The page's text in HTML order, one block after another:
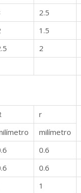
2.5
1.5
2
r
milímetro
0.6
0.6
1